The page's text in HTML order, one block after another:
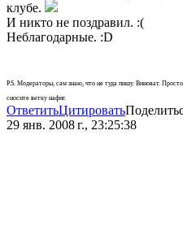
клубе.
И никто не поздравил. :(
Неблагодарные. :D
P.S. Модераторы, сам знаю, что не туда пишу. Виноват.
сносите ветку нафиг.
ОтветитьЦитировать
29 янв. 2008 г., 23:25:38